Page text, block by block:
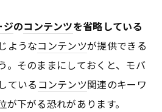
ジのコンテンツを省略している
ようなコンテンツが提供できる
。そのままにしておくと、モバ
ている コンテンツ関連のキーワ
下がる恐れがあります。